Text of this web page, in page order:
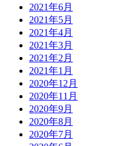
2021年6月
2021年5月
2021年4月
2021年3月
2021年2月
2021年1月
2020年12月
2020年11月
2020年9月
2020年8月
2020年7月